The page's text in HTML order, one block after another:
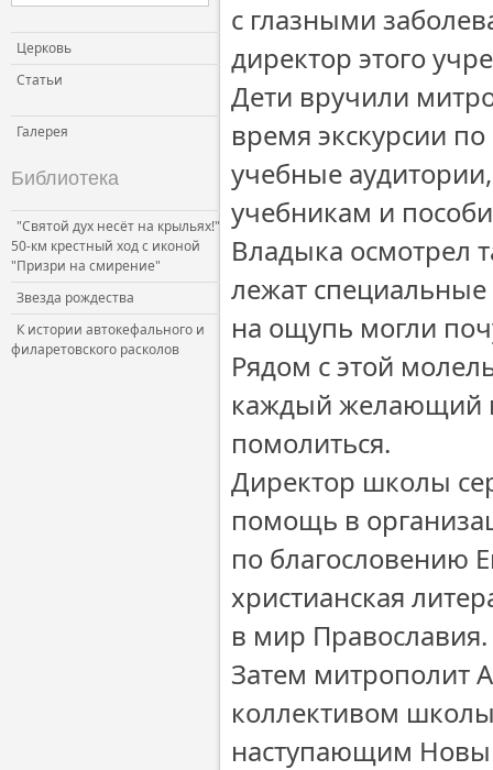
Церковь
Статьи
Галерея
Библиотека
"Святой дух несёт на крыльях!"
50-км крестный ход с иконой
"Призри на смирение"
Звезда рождества
К истории автокефального и
филаретовского расколов
с глазными
директор этого
Дети вручили
время экскурсии
учебные
учебникам и
Владыка осмотрел
лежат
на ощупь могли
Рядом с этой
каждый желающий
помолиться.
Директор школы
помощь в
по благословению
христианская
в мир Православия.
Затем митрополит
коллективом
наступающим